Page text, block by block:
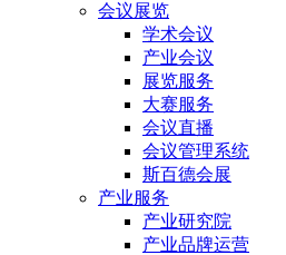
会议展览
学术会议
产业会议
展览服务
大赛服务
会议直播
会议管理系统
斯百德会展
产业服务
产业研究院
产业品牌运营